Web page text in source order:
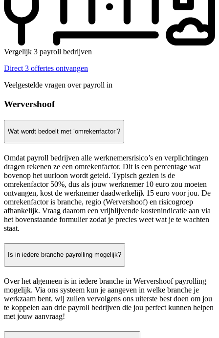
Vergelijk 3 payroll bedrijven
Direct 3 offertes ontvangen
Veelgestelde vragen over payroll in
Wervershoof
Wat wordt bedoelt met ‘omrekenfactor’?
Omdat payroll bedrijven alle werknemersrisico’s en verplichtingen
dragen rekenen ze een omrekenfactor. Dit is een percentage wat
bovenop het uurloon wordt geteld. Typisch gezien is de
omrekenfactor 50%, dus als jouw werknemer 10 euro zou moeten
ontvangen, kost de werknemer daadwerkelijk 15 euro voor jou. De
omrekenfactor is branche, regio (Wervershoof) en risicogroep
afhankelijk. Vraag daarom een vrijblijvende kostenindicatie aan via
het bovenstaande formulier zodat je precies weet wat je te wachten
staat.
Is in iedere branche payrolling mogelijk?
Over het algemeen is in iedere branche in Wervershoof payrolling
mogelijk. Via ons systeem kun je aangeven in welke branche je
werkzaam bent, wij zullen vervolgens ons uiterste best doen om jou
te koppelen aan drie payroll bedrijven die jou perfect kunnen helpen
met jouw aanvraag!